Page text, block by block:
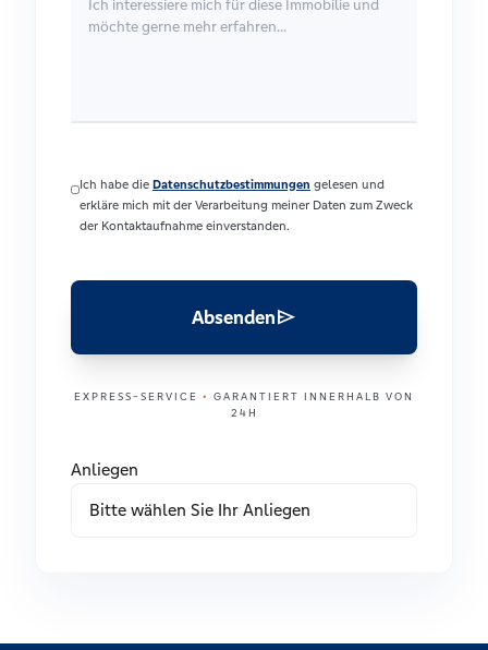
Ich habe die Datenschutzbestimmungen gelesen und
erkläre mich mit der Verarbeitung meiner Daten zum Zweck
der Kontaktaufnahme einverstanden.
Absendensend
EXPRESS-SERVICE • GARANTIERT INNERHALB VON
24H
Anliegen